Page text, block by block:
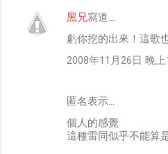
留
黑兄寫道…
虧你挖的出來！這歌
2008年11月26日 晚上
匿名表示…
個人的感覺
這種雷同似乎不能算